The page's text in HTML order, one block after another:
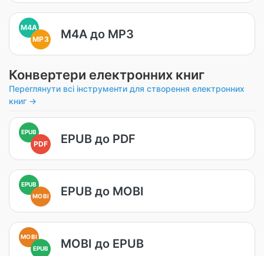
M4A
MP3
M4A до MP3
Конвертери електронних книг
Переглянути всі інструменти для створення електронних
книг →
EPUB
PDF EPUB до PDF
EPUB
MOBI
EPUB до MOBI
MOBI
EPUB
MOBI до EPUB